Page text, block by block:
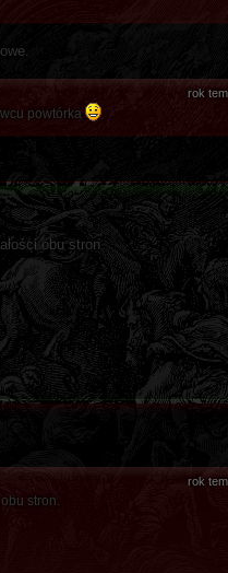
rok
powtórka
obu stron.
rok
stron.